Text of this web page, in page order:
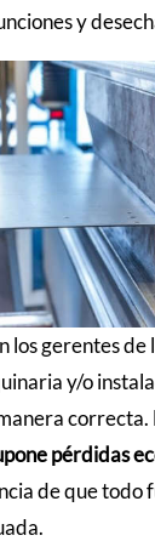
y
los gerentes de
y/o
correcta.
pérdidas
de que todo